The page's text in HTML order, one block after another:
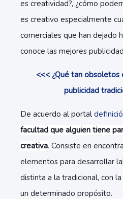
es creatividad?, ¿cómo
es creativo especialmente
comerciales que han dejado
conoce las mejores
<<< ¿Qué tan
publicidad
De acuerdo al portal
facultad que alguien tiene
creativa. Consiste en
elementos para desarrollar
distinta a la tradicional, con
un determinado propósito.